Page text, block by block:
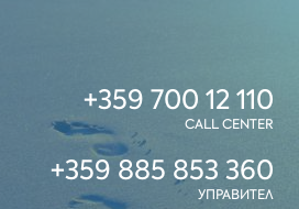
+359 700 12 110
CALL CENTER
+359 885 853 360
УПРАВИТЕЛ